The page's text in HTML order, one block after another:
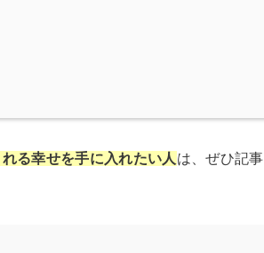
る幸せを手に入れたい人 は、ぜひ記事